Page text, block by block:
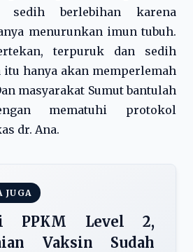
sedih berlebihan karena
menurunkan imun tubuh.
terpuruk dan sedih
hanya akan memperlemah
masyarakat Sumut bantulah
mematuhi protokol
dr. Ana.
JUGA
PPKM Level 2,
Vaksin Sudah